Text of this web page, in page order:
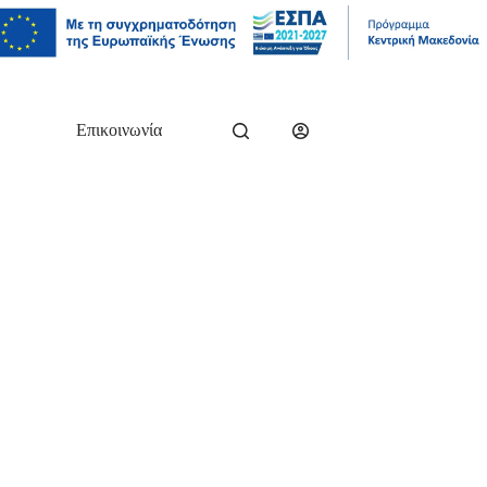
Επικοινωνία